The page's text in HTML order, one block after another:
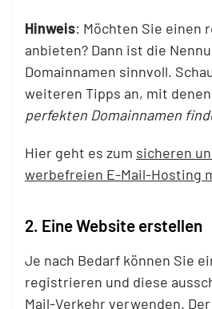
Hinweis: Möchten Sie einen
anbieten? Dann ist die
Domainnamen sinnvoll.
weiteren Tipps an, mit
perfekten Domainnamen
Hier geht es zum sicheren
werbefreien E-Mail-Hosting
2. Eine Website erstellen
Je nach Bedarf können Sie
registrieren und diese
Mail-Verkehr verwenden.